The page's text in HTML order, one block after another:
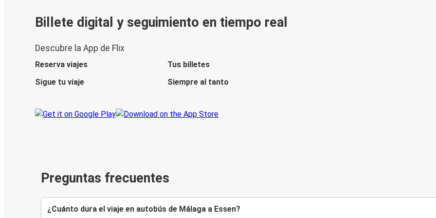
Billete digital y seguimiento en tiempo real
Descubre la App de Flix
Reserva viajes
Tus billetes
Sigue tu viaje
Siempre al tanto
Preguntas frecuentes
¿Cuánto dura el viaje en autobús de Málaga a Essen?